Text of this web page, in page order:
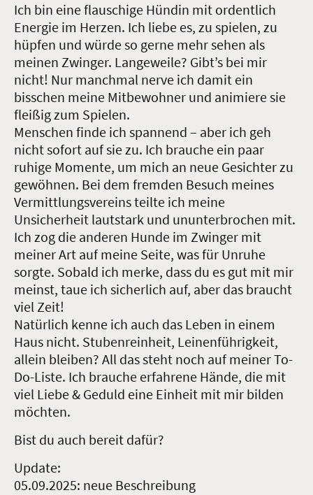
Ich bin eine flauschige Hündin mit ordentlich
Energie im Herzen. Ich liebe es, zu spielen, zu
hüpfen und würde so gerne mehr sehen als
meinen Zwinger. Langeweile? Gibt’s bei mir
nicht! Nur manchmal nerve ich damit ein
bisschen meine Mitbewohner und animiere sie
fleißig zum Spielen.
Menschen finde ich spannend – aber ich geh
nicht sofort auf sie zu. Ich brauche ein paar
ruhige Momente, um mich an neue Gesichter zu
gewöhnen. Bei dem fremden Besuch meines
Vermittlungsvereins teilte ich meine
Unsicherheit lautstark und ununterbrochen mit.
Ich zog die anderen Hunde im Zwinger mit
meiner Art auf meine Seite, was für Unruhe
sorgte. Sobald ich merke, dass du es gut mit mir
meinst, taue ich sicherlich auf, aber das braucht
viel Zeit!
Natürlich kenne ich auch das Leben in einem
Haus nicht. Stubenreinheit, Leinenführigkeit,
allein bleiben? All das steht noch auf meiner To-
Do-Liste. Ich brauche erfahrene Hände, die mit
viel Liebe & Geduld eine Einheit mit mir bilden
möchten.
Bist du auch bereit dafür?
Update:
05.09.2025: neue Beschreibung